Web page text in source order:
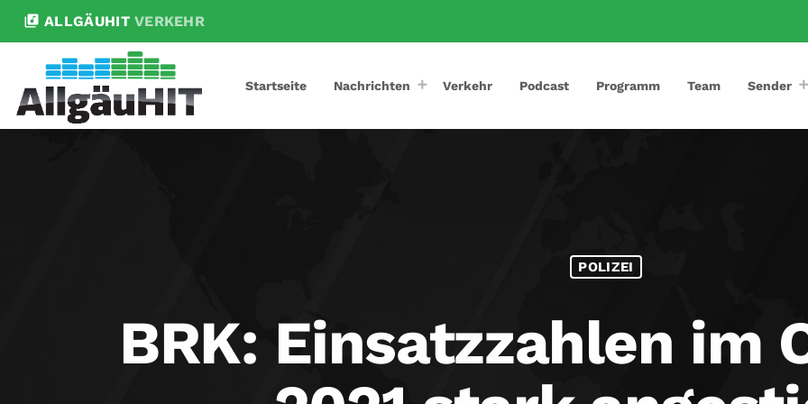
library_music ALLGÄUHIT VERKEHR
Startseite Nachrichten Verkehr Podcast Programm Team Sender
POLIZEI
BRK: Einsatzzahlen im